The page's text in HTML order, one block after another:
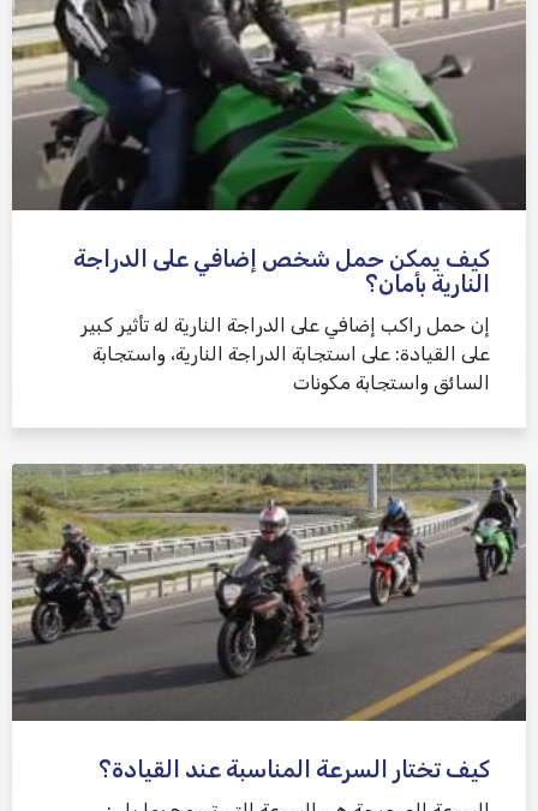
كيف يمكن حمل شخص إضافي على الدراجة
النارية بأمان؟
إن حمل راكب إضافي على الدراجة النارية له تأثير كبير
على القيادة: على استجابة الدراجة النارية، واستجابة
السائق واستجابة مكونات
كيف تختار السرعة المناسبة عند القيادة؟